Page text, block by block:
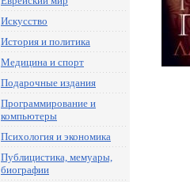
Искусство
История и политика
Медицина и спорт
Подарочные издания
Программирование и
компьютеры
Психология и экономика
Публицистика, мемуары,
биографии